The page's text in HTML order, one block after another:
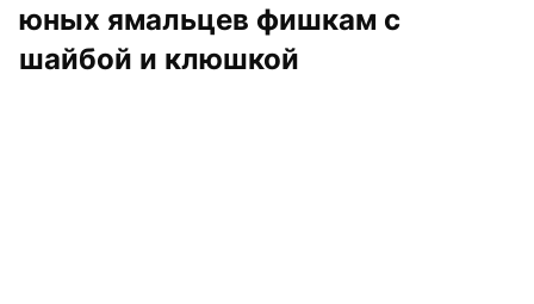
юных ямальцев фишкам с
шайбой и клюшкой